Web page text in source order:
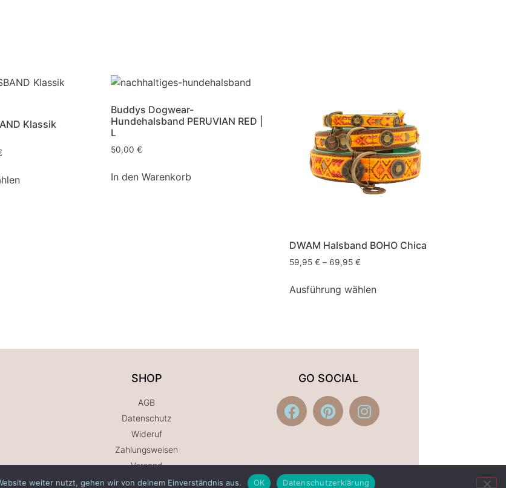
Klassik
Buddys Dogwear-
Hundehalsband PERUVIAN RED |
L
50,00€
In den Warenkorb
DWAM Halsband BOHO Chica
59,95€ – 69,95€
Ausführung wählen
SHOP
AGB
Datenschutz
Wideruf
Zahlungsweisen
Versand
GO SOCIAL
weiter nutzt, gehen wir von deinem Einverständnis aus. OK Datenschutzerklärung